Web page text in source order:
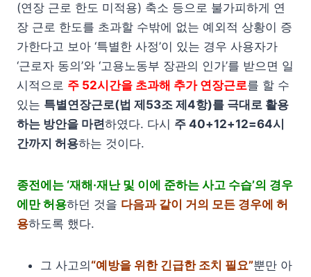
(연장 근로 한도 미적용) 축소 등으로 불가피하게 연
장 근로 한도를 초과할 수밖에 없는 예외적 상황이 증
가한다고 보아 ‘특별한 사정’이 있는 경우 사용자가
‘근로자 동의’와 ‘고용노동부 장관의 인가’를 받으면 일
시적으로 주 52시간을 초과해 추가 연장근로를 할 수
있는 특별연장근로(법 제53조 제4항)를 극대로 활용
하는 방안을 마련하였다. 다시 주 40+12+12=64시
간까지 허용하는 것이다.
종전에는 ‘재해·재난 및 이에 준하는 사고 수습’의 경우
에만 허용하던 것을 다음과 같이 거의 모든 경우에 허
용하도록 했다.
그 사고의 “예방을 위한 긴급한 조치 필요”뿐만 아